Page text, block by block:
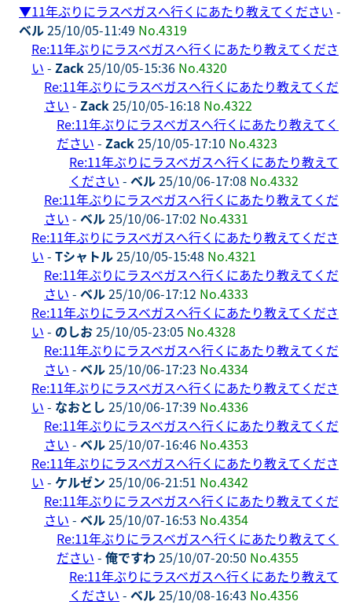
▼11年ぶりにラスベガスへ行くにあたり教えてください -
ベル25/10/05-11:49 No.4319
Re:11年ぶりにラスベガスへ行くにあたり教えてくださ
い - Zack25/10/05-15:36 No.4320
Re:11年ぶりにラスベガスへ行くにあたり教えてくだ
さい - Zack25/10/05-16:18 No.4322
Re:11年ぶりにラスベガスへ行くにあたり教えてく
ださい - Zack25/10/05-17:10 No.4323
Re:11年ぶりにラスベガスへ行くにあたり教えて
ください - ベル25/10/06-17:08 No.4332
Re:11年ぶりにラスベガスへ行くにあたり教えてくだ
さい - ベル25/10/06-17:02 No.4331
Re:11年ぶりにラスベガスへ行くにあたり教えてくださ
い - Tシャトル25/10/05-15:48 No.4321
Re:11年ぶりにラスベガスへ行くにあたり教えてくだ
さい - ベル25/10/06-17:12 No.4333
Re:11年ぶりにラスベガスへ行くにあたり教えてくださ
い - のしお25/10/05-23:05 No.4328
Re:11年ぶりにラスベガスへ行くにあたり教えてくだ
さい - ベル25/10/06-17:23 No.4334
Re:11年ぶりにラスベガスへ行くにあたり教えてくださ
い - なおとし 25/10/06-17:39 No.4336
Re:11年ぶりにラスベガスへ行くにあたり教えてくだ
さい - ベル25/10/07-16:46 No.4353
Re:11年ぶりにラスベガスへ行くにあたり教えてくださ
い - ケルゼン 25/10/06-21:51 No.4342
Re:11年ぶりにラスベガスへ行くにあたり教えてくだ
さい - ベル25/10/07-16:53 No.4354
Re:11年ぶりにラスベガスへ行くにあたり教えてく
ださい - 俺ですわ 25/10/07-20:50 No.4355
Re:11年ぶりにラスベガスへ行くにあたり教えて
ください - ベル25/10/08-16:43 No.4356